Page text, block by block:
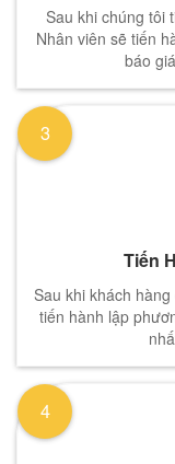
Sau khi chúng tôi
Nhân viên sẽ tiến
báo
Tiến
Sau khi khách
tiến hành lập
3
4